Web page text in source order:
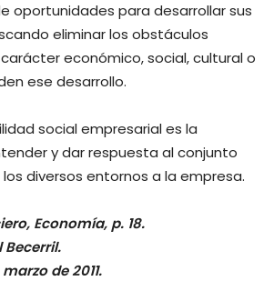
oportunidades para desarrollar sus
eliminar los obstáculos
económico, social, cultural o
ese desarrollo.
social empresarial es la
y dar respuesta al conjunto
diversos entornos a la empresa.
Economía, p. 18.
Becerril.
de 2011.